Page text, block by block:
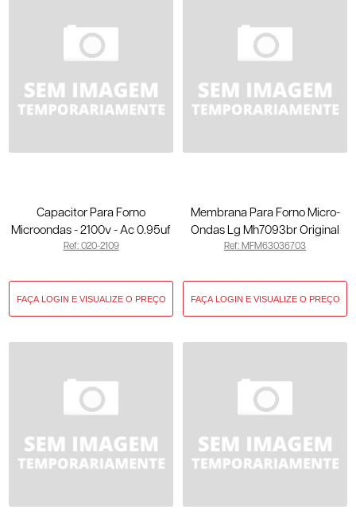
Capacitor Para Forno
Microondas - 2100v - Ac 0.95uf
50/60hz - 3 - Terminais Finos
Ref: 020-2109
Membrana Para Forno Micro-
Ondas Lg Mh7093br Original
MFM63036703
Ref: MFM63036703